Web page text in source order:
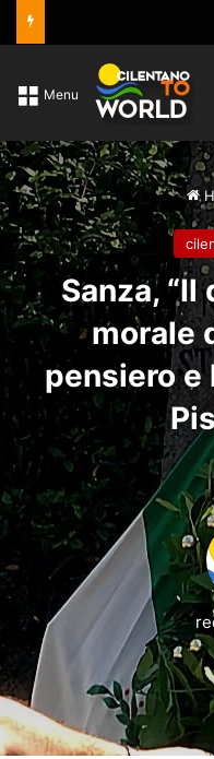
Menu
Sanza,
morale
pensiero e